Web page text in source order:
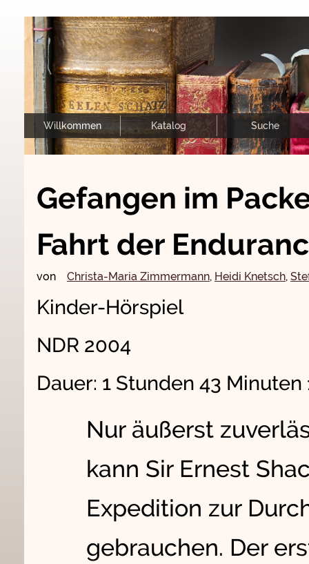
Willkommen Katalog Suche
Gefangen im
Fahrt der
von Christa-Maria Zimmermann, Heidi Knetsch,
Kinder-Hörspiel
NDR 2004
Dauer: 1 Stunden 43 Minuten
Nur äußerst
kann Sir Ernest
Expedition zur
gebrauchen. Der